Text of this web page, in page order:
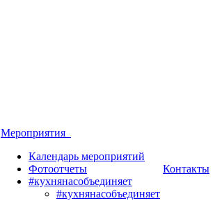
Мероприятия
Календарь мероприятий
Фотоотчеты
#кухнянасобъединяет
#кухнянасобъединяет
Контакты